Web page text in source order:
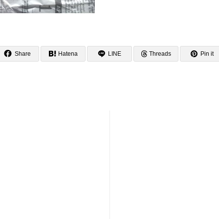
Share Hatena LINE Threads Pin it